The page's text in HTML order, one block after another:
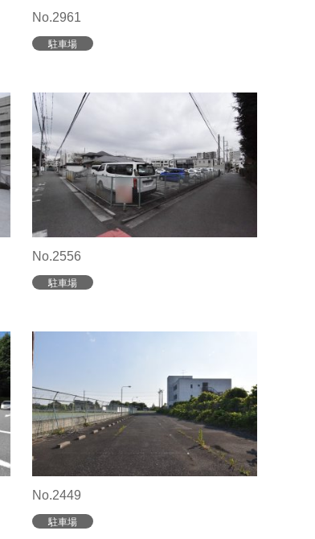
No.2961
駐車場
No.2556
駐車場
No.2449
駐車場